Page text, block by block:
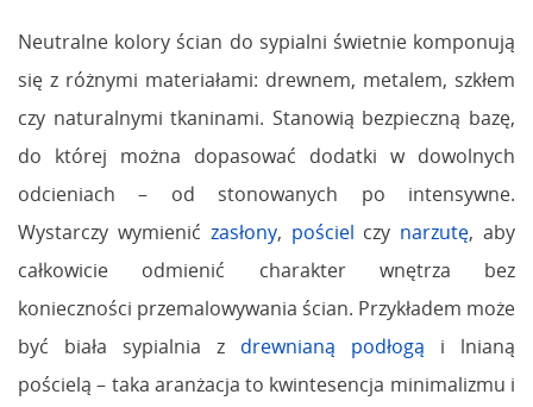
Neutralne kolory ścian do sypialni świetnie komponują
się z różnymi materiałami: drewnem, metalem, szkłem
czy naturalnymi tkaninami. Stanowią bezpieczną bazę,
do której można dopasować dodatki w dowolnych
odcieniach – od stonowanych po intensywne.
Wystarczy wymienić zasłony, pościel czy narzutę, aby
całkowicie odmienić charakter wnętrza bez
konieczności przemalowywania ścian. Przykładem może
być biała sypialnia z drewnianą podłogą i lnianą
pościelą – taka aranżacja to kwintesencja minimalizmu i